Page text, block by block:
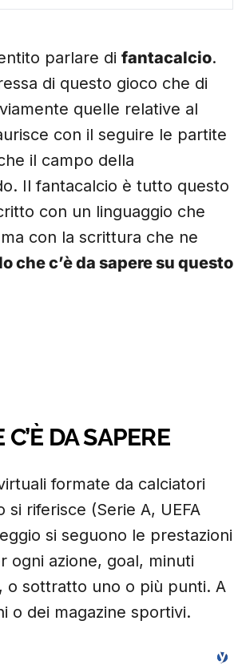
parlare di fantacalcio.
di questo gioco che di
quelle relative al
con il seguire le partite
il campo della
Il fantacalcio è tutto questo
con un linguaggio che
con la scrittura che ne
che c’è da sapere su questo
DA SAPERE
formate da calciatori
riferisce (Serie A, UEFA
si seguono le prestazioni
ogni azione, goal, minuti
o sottratto uno o più punti. A
o dei magazine sportivi.